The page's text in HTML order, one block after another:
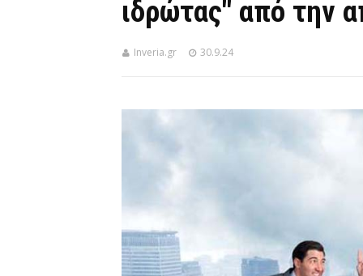
ιδρώτας" από την
Inveria.gr 30.9.24